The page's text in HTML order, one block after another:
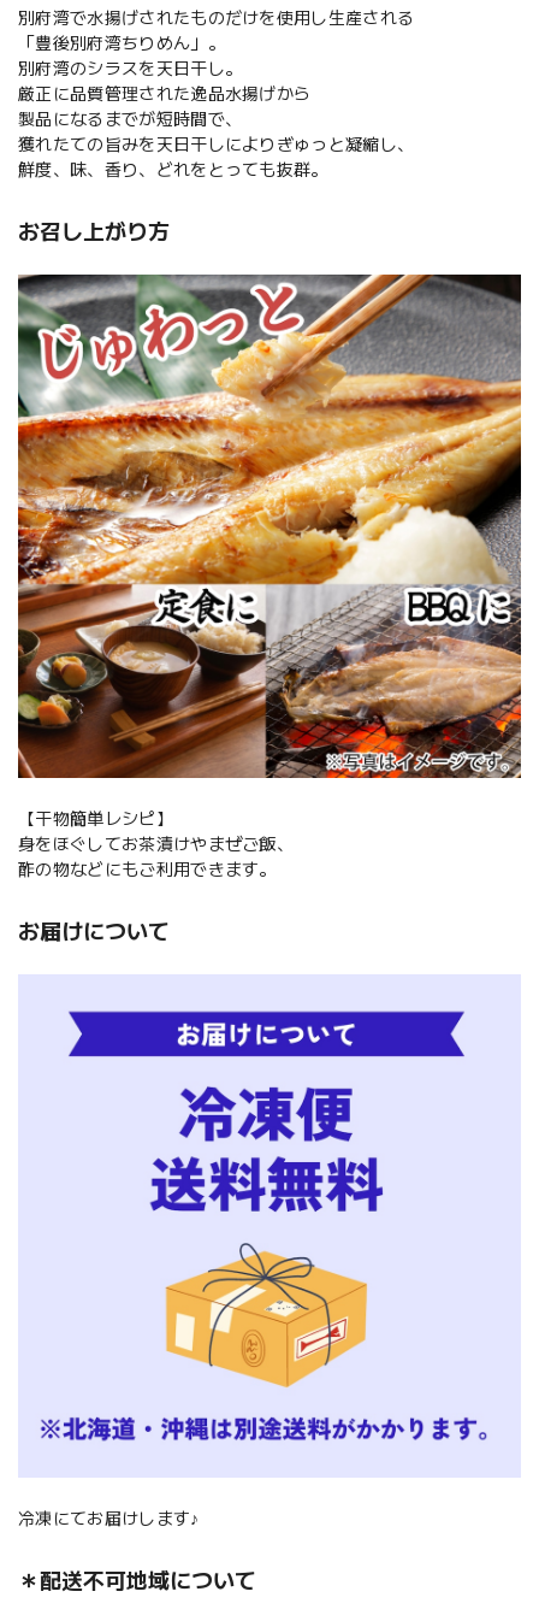
別府湾で水揚げされたものだけを使用し生産される
「豊後別府湾ちりめん」。
別府湾のシラスを天日干し。
厳正に品質管理された逸品水揚げから
製品になるまでが短時間で、
獲れたての旨みを天日干しによりぎゅっと凝縮し、
鮮度、味、香り、どれをとっても抜群。
お召し上がり方
【干物簡単レシピ】
身をほぐしてお茶漬けやまぜご飯、
酢の物などにもご利用できます。
お届けについて
冷凍にてお届けします♪
＊配送不可地域について